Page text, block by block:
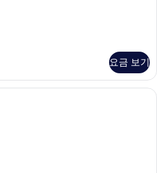
요금 보기
1 개의 침실, 고급 침구, 책상, 노트북 작